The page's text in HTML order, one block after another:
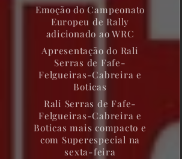
Emoção do Campeonato
Europeu de Rally
adicionado ao WRC
Apresentação do Rali
Serras de Fafe-
Felgueiras-Cabreira e
Boticas
Rali Serras de Fafe-
Felgueiras-Cabreira e
Boticas mais compacto e
com Superespecial na
sexta-feira